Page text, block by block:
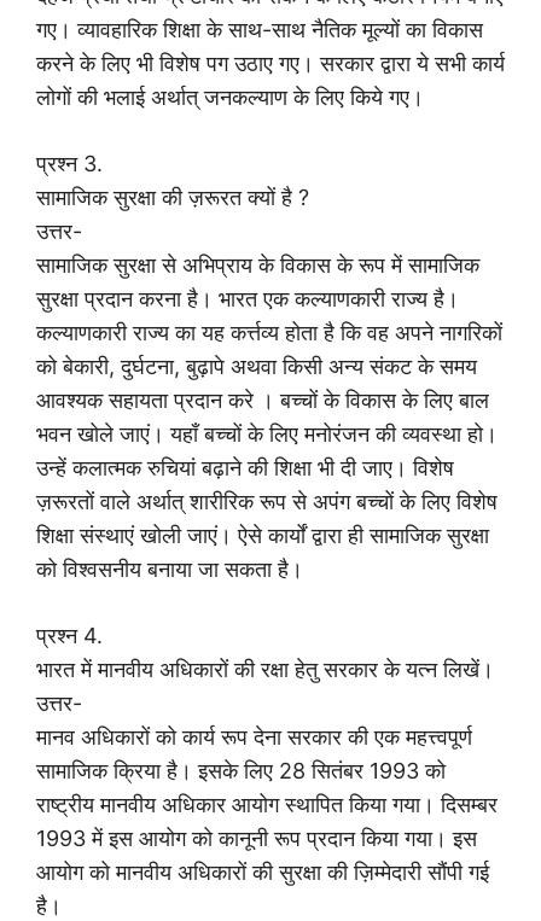
गए। व्यावहारिक शिक्षा के साथ-साथ नैतिक मूल्यों का विकास
करने के लिए भी विशेष पग उठाए गए। सरकार द्वारा ये सभी कार्य
लोगों की भलाई अर्थात् जनकल्याण के लिए किये गए।
प्रश्न 3.
सामाजिक सुरक्षा की ज़रूरत क्यों है ?
उत्तर-
सामाजिक सुरक्षा से अभिप्राय के विकास के रूप में सामाजिक
सुरक्षा प्रदान करना है। भारत एक कल्याणकारी राज्य है।
कल्याणकारी राज्य का यह कर्त्तव्य होता है कि वह अपने नागरिकों
को बेकारी, दुर्घटना, बुढ़ापे अथवा किसी अन्य संकट के समय
आवश्यक सहायता प्रदान करे । बच्चों के विकास के लिए बाल
भवन खोले जाएं। यहाँ बच्चों के लिए मनोरंजन की व्यवस्था हो।
उन्हें कलात्मक रुचियां बढ़ाने की शिक्षा भी दी जाए। विशेष
ज़रूरतों वाले अर्थात् शारीरिक रूप से अपंग बच्चों के लिए विशेष
शिक्षा संस्थाएं खोली जाएं। ऐसे कार्यों द्वारा ही सामाजिक सुरक्षा
को विश्वसनीय बनाया जा सकता है।
प्रश्न 4.
भारत में मानवीय अधिकारों की रक्षा हेतु सरकार के यत्न लिखें।
उत्तर-
मानव अधिकारों को कार्य रूप देना सरकार की एक महत्त्वपूर्ण
सामाजिक क्रिया है। इसके लिए 28 सितंबर 1993 को
राष्ट्रीय मानवीय अधिकार आयोग स्थापित किया गया। दिसम्बर
1993 में इस आयोग को कानूनी रूप प्रदान किया गया। इस
आयोग को मानवीय अधिकारों की सुरक्षा की ज़िम्मेदारी सौंपी गई
है।